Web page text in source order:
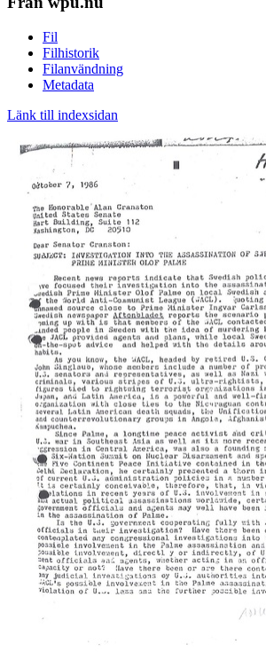
Fil
Filhistorik
Filanvändning
Metadata
Länk till indexsidan